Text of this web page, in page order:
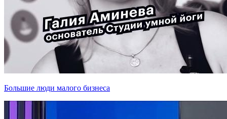
Большие люди малого бизнеса